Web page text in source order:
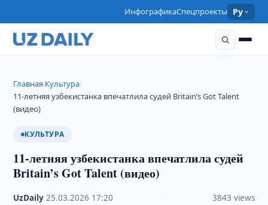
ИнфографикаСпецпроекты Ру
Главная›Культура›
11-летняя узбекистанка впечатлила судей Britain’s Got Talent
(видео)
КУЛЬТУРА
11-летняя узбекистанка впечатлила судей
Britain’s Got Talent (видео)
UzDaily ·25.03.2026 17:20 3843 views